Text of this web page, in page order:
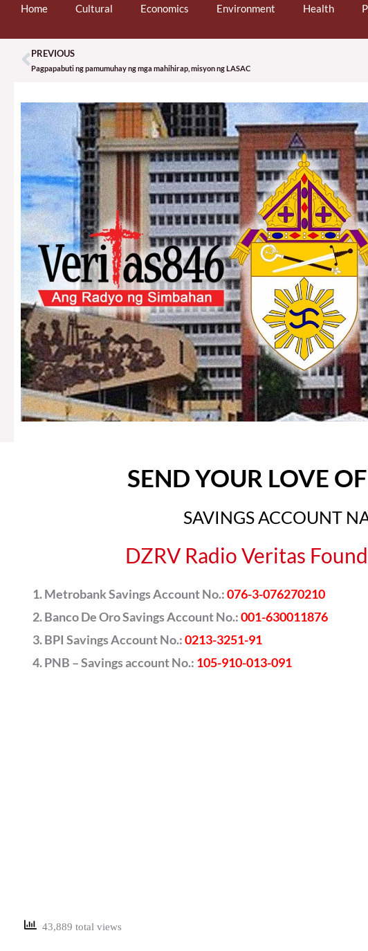
Home Cultural Economics Environment Health
Prev
PREVIOUS
Pagpapabuti ng pamumuhay ng mga mahihirap, misyon ng LASAC
SEND YOUR LOVE
SAVINGS ACCOUNT
DZRV Radio Veritas
Metrobank Savings Account No.:076-3-076270210
Banco De Oro Savings Account No.:001-630011876
BPI Savings Account No.:0213-3251-91
PNB – Savings account No.: 105-910-013-091
43,889 total views